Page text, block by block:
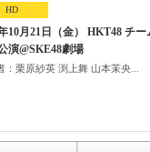
HD
10月21日（金） HKT48 チ
演@SKE48劇場
：栗原紗英 渕上舞 山本茉央...